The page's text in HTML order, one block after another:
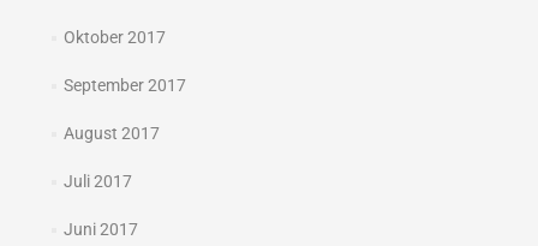
Oktober 2017
September 2017
August 2017
Juli 2017
Juni 2017